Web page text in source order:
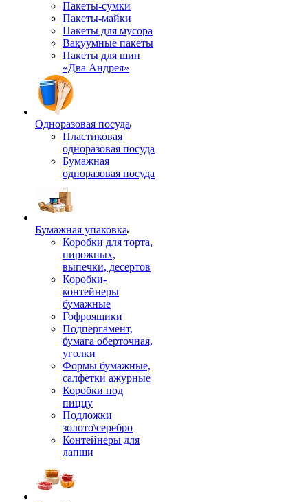
Пакеты-сумки
Пакеты-майки
Пакеты для мусора
Вакуумные пакеты
Пакеты для шин
«Два Андрея»
Одноразовая посуда
Пластиковая
одноразовая посуда
Бумажная
одноразовая посуда
Бумажная упаковка
Коробки для торта,
пирожных,
выпечки, десертов
Коробки-
контейнеры
бумажные
Гофроящики
Подпергамент,
бумага оберточная,
уголки
Формы бумажные,
салфетки ажурные
Коробки под
пиццу
Подложки
золото\серебро
Контейнеры для
лапши